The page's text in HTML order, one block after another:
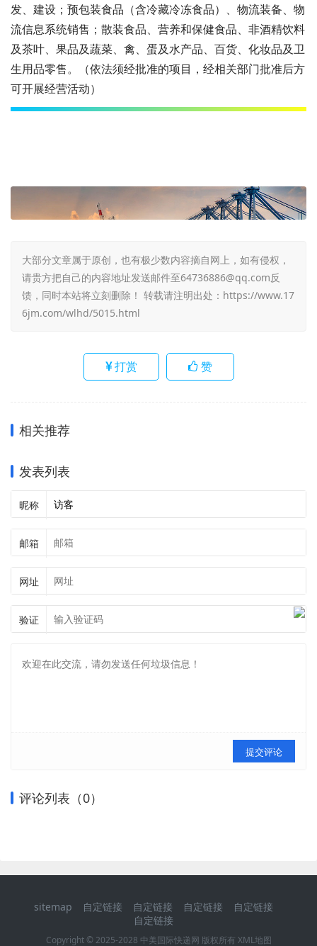
发、建设；预包装食品（含冷藏冷冻食品）、物流装备、物
流信息系统销售；散装食品、营养和保健食品、非酒精饮料
及茶叶、果品及蔬菜、禽、蛋及水产品、百货、化妆品及卫
生用品零售。（依法须经批准的项目，经相关部门批准后方
可开展经营活动）
大部分文章属于原创，也有极少数内容摘自网上，如有侵权，
请贵方把自己的内容地址发送邮件至64736886@qq.com反
馈，同时本站将立刻删除！ 转载请注明出处： https://www.17
6jm.com/wlhd/5015.html
打赏 赞
相关推荐
发表列表
昵称
邮箱
网址
验证
提交评论
评论列表（0）
sitemap 自定链接 自定链接 自定链接
自定链接
自定链接
Copyright © 2025-2028 中美国际快递网 版权所有 XML地图